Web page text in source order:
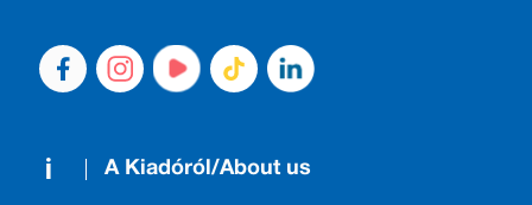
A Kiadóról/About us